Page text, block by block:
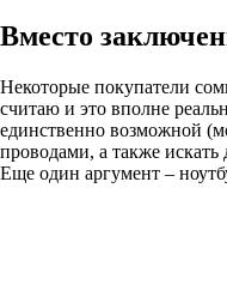
Вместо
Некоторые покупатели
считаю и это вполне
единственно возможной
проводами, а также
Еще один аргумент –